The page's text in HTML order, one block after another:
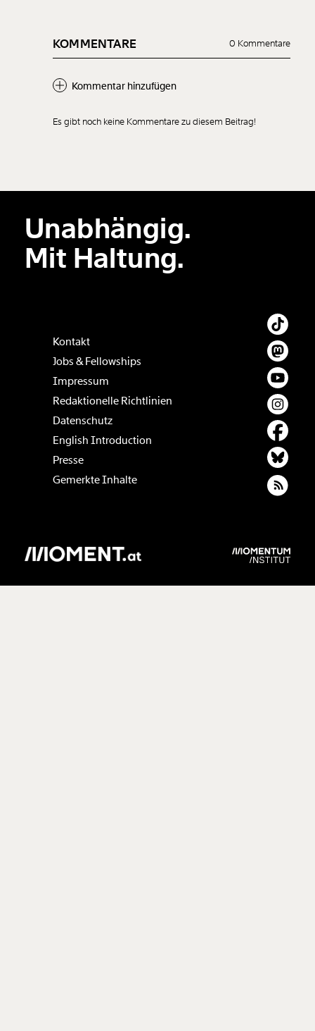
KOMMENTARE 0 Kommentare
Kommentar hinzufügen
Es gibt noch keine Kommentare zu diesem Beitrag!
Unabhängig.
Mit Haltung.
Kontakt
Jobs & Fellowships
Impressum
Redaktionelle Richtlinien
Datenschutz
English Introduction
Presse
Gemerkte Inhalte